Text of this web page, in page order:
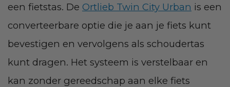
een fietstas. De Ortlieb Twin City Urban is een
converteerbare optie die je aan je fiets kunt
bevestigen en vervolgens als schoudertas
kunt dragen. Het systeem is verstelbaar en
kan zonder gereedschap aan elke fiets